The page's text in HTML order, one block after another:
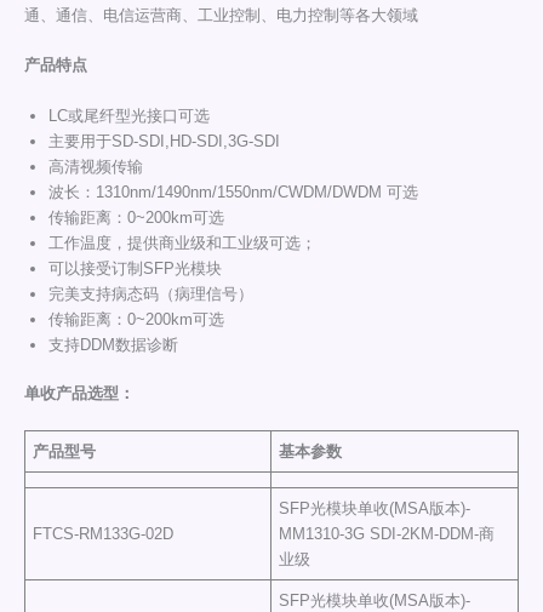
通、通信、电信运营商、工业控制、电力控制等各大领域
产品特点
LC或尾纤型光接口可选
主要用于SD-SDI,HD-SDI,3G-SDI
高清视频传输
波长：1310nm/1490nm/1550nm/CWDM/DWDM 可选
传输距离：0~200km可选
工作温度，提供商业级和工业级可选；
可以接受订制SFP光模块
完美支持病态码（病理信号）
传输距离：0~200km可选
支持DDM数据诊断
单收产品选型 ：
产品型号 基本参数
FTCS-RM133G-02D
SFP光模块单收(MSA版本)-
MM1310-3G SDI-2KM-DDM-商
业级
SFP光模块单收(MSA版本)-